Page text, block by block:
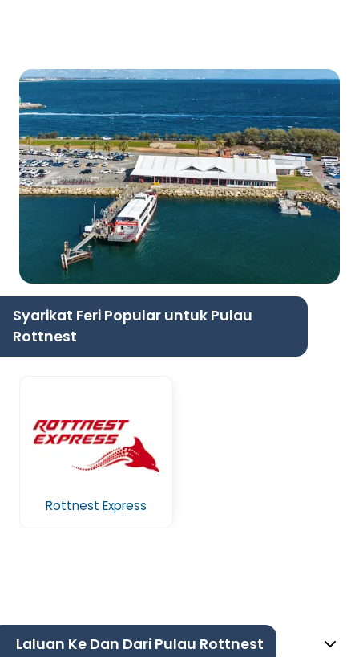
Syarikat Feri Popular untuk Pulau
Rottnest
Rottnest Express
Laluan Ke Dan Dari Pulau Rottnest